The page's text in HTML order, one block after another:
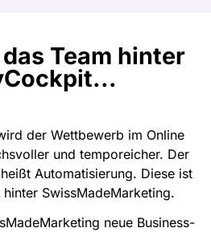
Team hinter
der Wettbewerb im Online
und temporeicher. Der
Automatisierung. Diese ist
SwissMadeMarketing.
neue Business-